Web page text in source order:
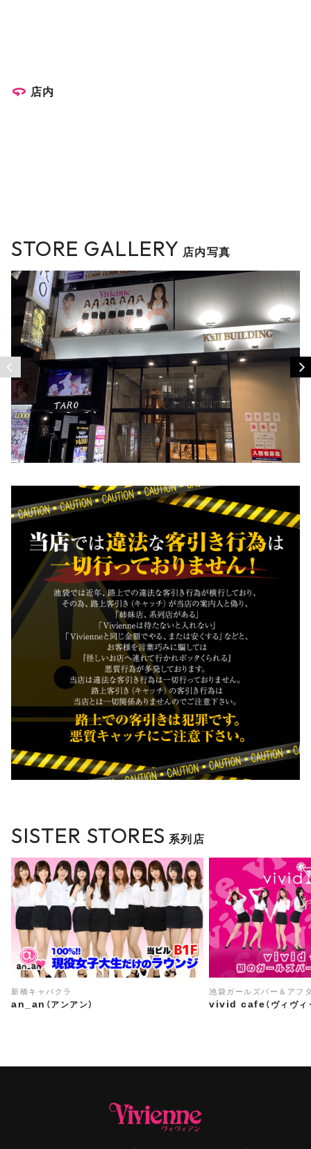
店内
STORE GALLERY 店内写真
SISTER STORES 系列店
新橋キャバクラ
an_an （アンアン）
池袋ガールズバー＆アフ
vivid cafe （ヴィヴ